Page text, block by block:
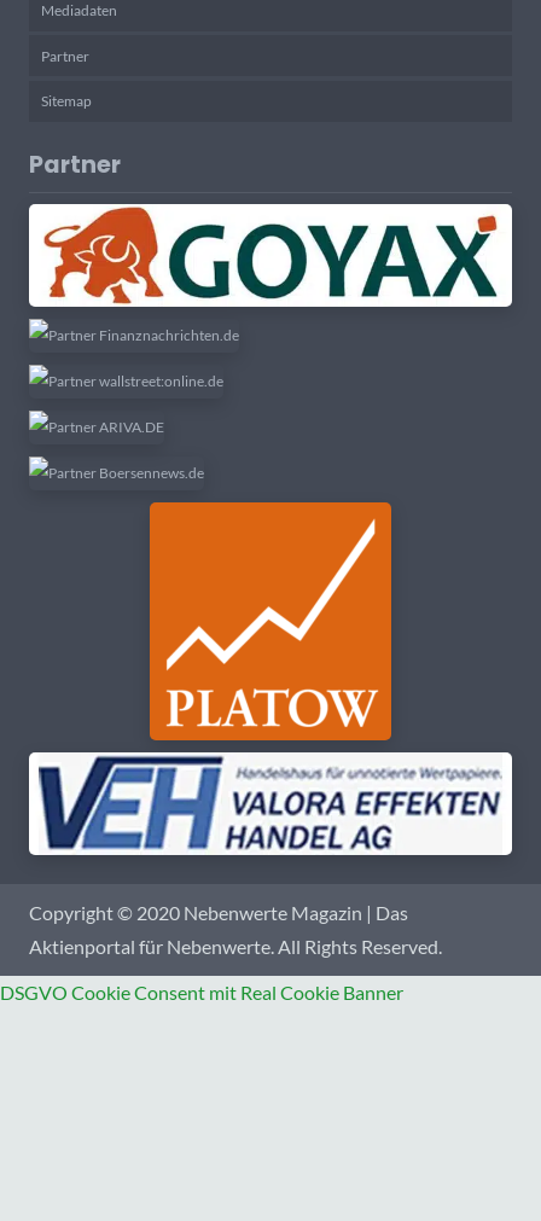
Mediadaten
Partner
Sitemap
Partner
Copyright © 2020 Nebenwerte Magazin | Das
Aktienportal für Nebenwerte. All Rights Reserved.
DSGVO Cookie Consent mit Real Cookie Banner